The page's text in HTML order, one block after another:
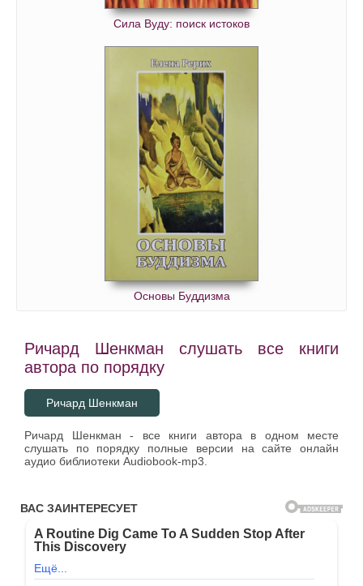
Сила Вуду: поиск истоков
Основы Буддизма
Ричард Шенкман слушать все книги
автора по порядку
Ричард Шенкман
Ричард Шенкман - все книги автора в одном месте
слушать по порядку полные версии на сайте онлайн
аудио библиотеки Audiobook-mp3.